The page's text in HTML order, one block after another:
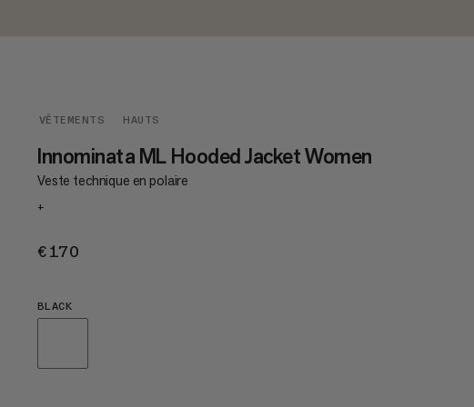
VÊTEMENTS HAUTS
Innominata ML Hooded Jacket Women
Veste technique en polaire
+
€170
BLACK